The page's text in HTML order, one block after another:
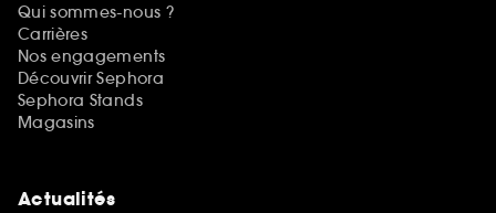
Qui sommes-nous ?
Carrières
Nos engagements
Découvrir Sephora
Sephora Stands
Magasins
Actualités